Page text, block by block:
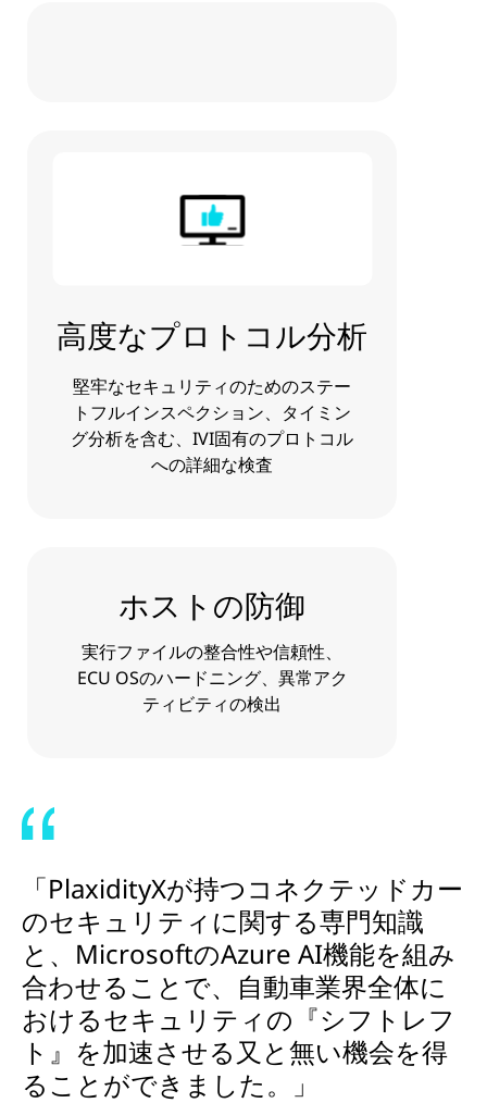
高度なプロトコル分析
堅牢なセキュリティのためのステー
トフルインスペクション、タイミン
グ分析を含む、IVI固有のプロトコル
への詳細な検査
ホストの防御
実行ファイルの整合性や信頼性、
ECU OSのハードニング、異常アク
ティビティの検出
「PlaxidityXが持つコネクテッドカー
のセキュリティに関する専門知識
と、MicrosoftのAzure AI機能を組み
合わせることで、自動車業界全体に
おけるセキュリティの『シフトレフ
ト』を加速させる又と無い機会を得
ることができました。」